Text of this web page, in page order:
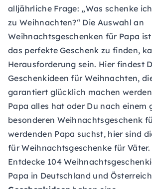
alljährliche Frage: „Was schenke
zu Weihnachten?“ Die Auswahl an
Weihnachtsgeschenken für Papa
das perfekte Geschenk zu finden,
Herausforderung sein. Hier findest
Geschenkideen für Weihnachten,
garantiert glücklich machen
Papa alles hat oder Du nach einem
besonderen Weihnachtsgeschenk
werdenden Papa suchst, hier sind
für Weihnachtsgeschenke für Väter.
Entdecke 104
Papa in Deutschland und